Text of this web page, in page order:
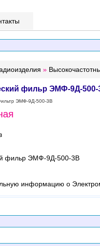
»
фильр ЭМФ-9Д-500-
ЭМФ-9Д-500-3В
фильр ЭМФ-9Д-500-3В
информацию о